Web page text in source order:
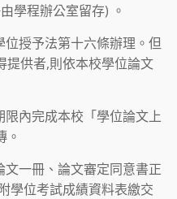
學程辦公室留存) 。
授予法第十六條辦理。但
提供者,則依本校學位論文
內完成本校「學位論文上
。
一冊、論文審定同意書正
學位考試成績資料表繳交